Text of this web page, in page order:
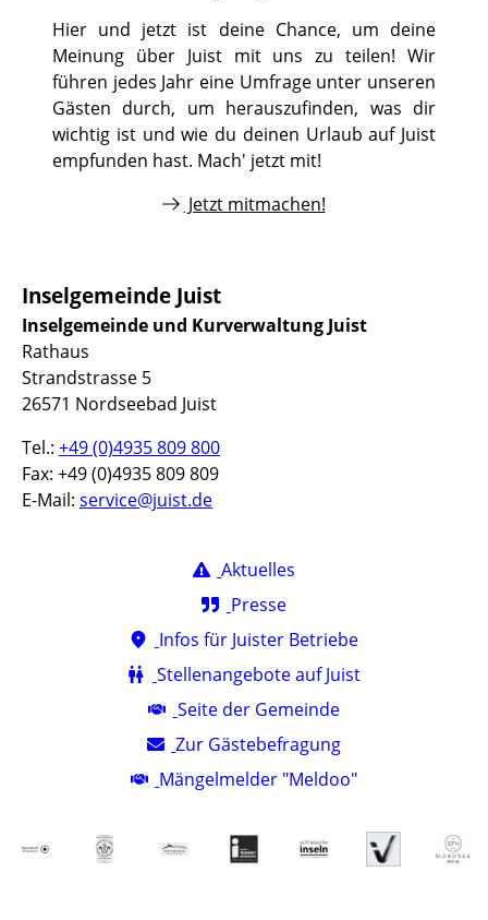
Hier und jetzt ist deine Chance, um deine
Meinung über Juist mit uns zu teilen! Wir
führen jedes Jahr eine Umfrage unter unseren
Gästen durch, um herauszufinden, was dir
wichtig ist und wie du deinen Urlaub auf Juist
empfunden hast. Mach' jetzt mit!
Jetzt mitmachen!
Inselgemeinde Juist
Inselgemeinde und Kurverwaltung Juist
Rathaus
Strandstrasse 5
26571 Nordseebad Juist
Tel.: +49 (0)4935 809 800
Fax: +49 (0)4935 809 809
E-Mail: service@juist.de
Aktuelles
Presse
Infos für Juister Betriebe
Stellenangebote auf Juist
Seite der Gemeinde
Zur Gästebefragung
Mängelmelder "Meldoo"